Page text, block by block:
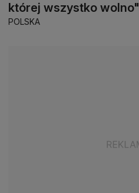
której wszystko wolno"
POLSKA